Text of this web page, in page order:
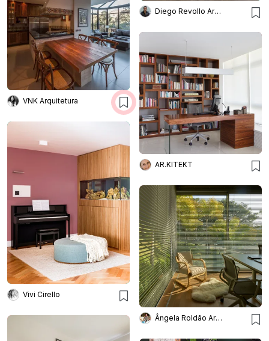
Diego Revollo Arquitetura
VNK Arquitetura
AR.KITEKT
Vivi Cirello
Ângela Roldão Arquitetura